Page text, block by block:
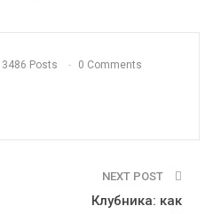
3486 Posts 0 Comments
NEXT POST
Клубника: как